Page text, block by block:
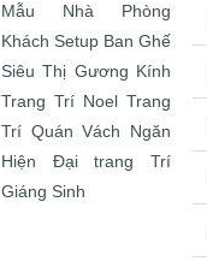
Mẫu Nhà
Phòng
Khách Setup Ban Ghế
Siêu Thị Gương Kính
Trang Trí Noel Trang
Trí Quán Vách Ngăn
Hiện Đại
trang Trí
Giáng Sinh